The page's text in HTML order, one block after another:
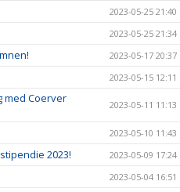
2023-05-25 21:40
2023-05-25 21:34
2023-05-17 20:37
2023-05-15 12:11
med Coerver
2023-05-11 11:13
2023-05-10 11:43
2023! 2023-05-09 17:24
2023-05-04 16:51